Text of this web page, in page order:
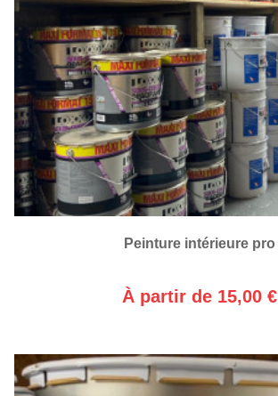
Peinture intérieure pro
À partir de 15,00 €